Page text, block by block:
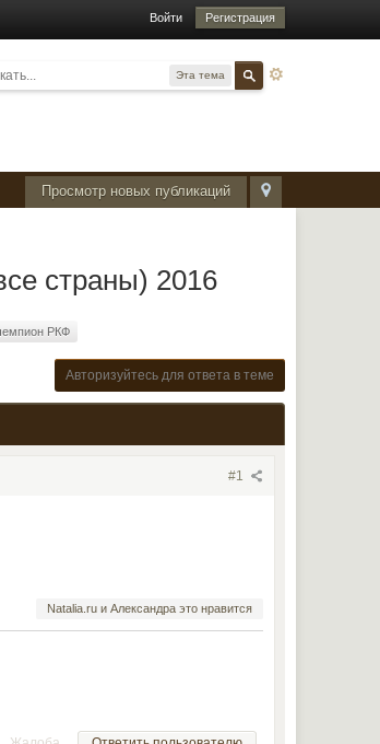
Войти Регистрация
Эта тема
Просмотр новых публикаций
страны) 2016
РКФ
Авторизуйтесь для ответа в теме
#1
Natalia.ru и Александра это нравится